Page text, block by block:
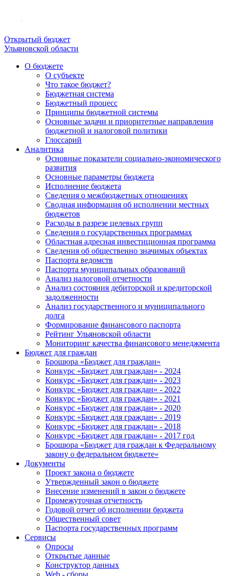
Открытый бюджет
Ульяновской области
О бюджете
О субъекте
Что такое бюджет?
Бюджетная система
Бюджетный процесс
Принципы бюджетной системы
Основные задачи и приоритетные направления
бюджетной и налоговой политики
Глоссарий
Аналитика
Основные показатели социально-экономического
развития
Основные параметры бюджета
Исполнение бюджета
Сведения о межбюджетных отношениях
Сводная информация об исполнении местных
бюджетов
Расходы в разрезе целевых групп
Сведения о государственных программах
Областная адресная инвестиционная программа
Сведения об общественно значимых объектах
Паспорта ведомств
Паспорта муниципальных образований
Анализ налоговой отчетности
Анализ состояния дебиторской и кредиторской
задолженности
Анализ государственного и муниципального
долга
Формирование финансового паспорта
Рейтинг Ульяновской области
Мониторинг качества финансового менеджмента
Бюджет для граждан
Брошюра «Бюджет для граждан»
Конкурс «Бюджет для граждан» - 2024
Конкурс «Бюджет для граждан» - 2023
Конкурс «Бюджет для граждан» - 2022
Конкурс «Бюджет для граждан» - 2021
Конкурс «Бюджет для граждан» - 2020
Конкурс «Бюджет для граждан» - 2019
Конкурс «Бюджет для граждан» - 2018
Конкурс «Бюджет для граждан» - 2017 год
Брошюра «Бюджет для граждан к Федеральному
закону о федеральном бюджете»
Документы
Проект закона о бюджете
Утвержденный закон о бюджете
Внесение изменений в закон о бюджете
Промежуточная отчетность
Годовой отчет об исполнении бюджета
Общественный совет
Паспорта государственных программ
Сервисы
Опросы
Открытые данные
Конструктор данных
Web - сборы